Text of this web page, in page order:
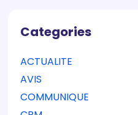
Categories
ACTUALITE
AVIS
COMMUNIQUE